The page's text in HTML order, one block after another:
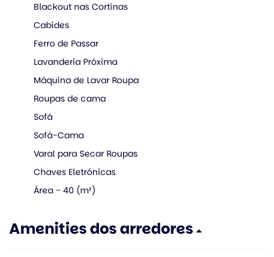
Blackout nas Cortinas
Cabides
Ferro de Passar
Lavanderia Próxima
Máquina de Lavar Roupa
Roupas de cama
Sofá
Sofá-Cama
Varal para Secar Roupas
Chaves Eletrónicas
Área - 40 (m²)
Amenities dos arredores